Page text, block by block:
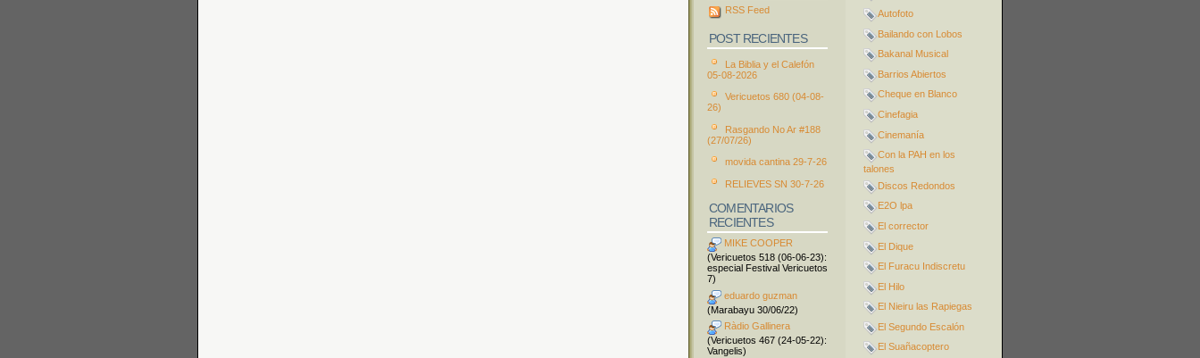
Autofoto
Bailando con Lobos
Bakanal Musical
Barrios Abiertos
Cheque en Blanco
Cinefagia
Cinemanía
Con la PAH en los
talones
Discos Redondos
E2O lpa
El corrector
El Dique
El Furacu Indiscretu
El Hilo
El Nieiru las Rapiegas
El Segundo Escalón
El Suañacoptero
RSS Feed
POST RECIENTES
La Biblia y el Calefón
05-08-2026
Vericuetos 680 (04-08-
26)
Rasgando No Ar #188
(27/07/26)
movida cantina 29-7-26
RELIEVES SN 30-7-26
COMENTARIOS
RECIENTES
MIKE COOPER
(Vericuetos 518 (06-06-23):
especial Festival Vericuetos
7)
eduardo guzman
(Marabayu 30/06/22)
Ràdio Gallinera
(Vericuetos 467 (24-05-22):
Vangelis)